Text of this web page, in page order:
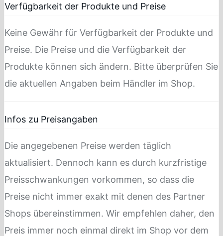
Verfügbarkeit der Produkte und Preise
Keine Gewähr für Verfügbarkeit der Produkte und
Preise. Die Preise und die Verfügbarkeit der
Produkte können sich ändern. Bitte überprüfen Sie
die aktuellen Angaben beim Händler im Shop.
Infos zu Preisangaben
Die angegebenen Preise werden täglich
aktualisiert. Dennoch kann es durch kurzfristige
Preisschwankungen vorkommen, so dass die
Preise nicht immer exakt mit denen des Partner
Shops übereinstimmen. Wir empfehlen daher, den
Preis immer noch einmal direkt im Shop vor dem